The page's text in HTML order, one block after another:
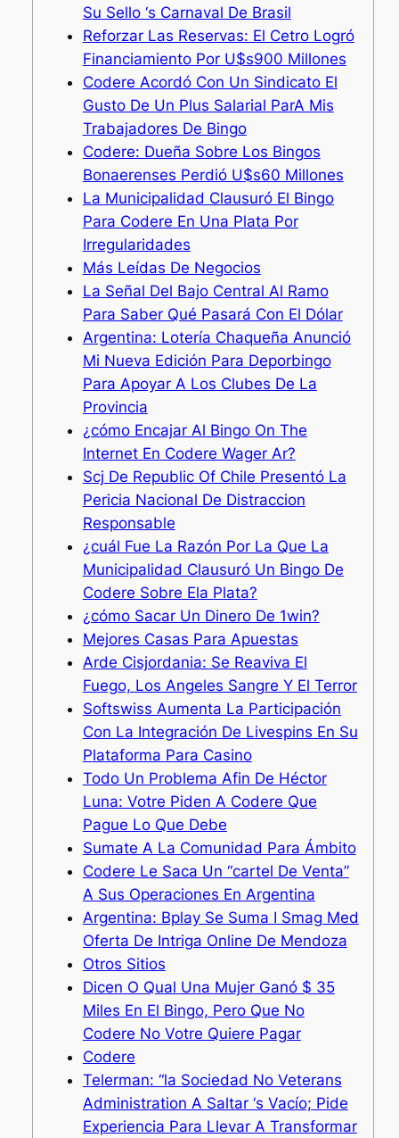
Su Sello ‘s Carnaval De Brasil
Reforzar Las Reservas: El Cetro Logró
Financiamiento Por U$s900 Millones
Codere Acordó Con Un Sindicato El
Gusto De Un Plus Salarial ParA Mis
Trabajadores De Bingo
Codere: Dueña Sobre Los Bingos
Bonaerenses Perdió U$s60 Millones
La Municipalidad Clausuró El Bingo
Para Codere En Una Plata Por
Irregularidades
Más Leídas De Negocios
La Señal Del Bajo Central Al Ramo
Para Saber Qué Pasará Con El Dólar
Argentina: Lotería Chaqueña Anunció
Mi Nueva Edición Para Deporbingo
Para Apoyar A Los Clubes De La
Provincia
¿cómo Encajar Al Bingo On The
Internet En Codere Wager Ar?
Scj De Republic Of Chile Presentó La
Pericia Nacional De Distraccion
Responsable
¿cuál Fue La Razón Por La Que La
Municipalidad Clausuró Un Bingo De
Codere Sobre Ela Plata?
¿cómo Sacar Un Dinero De 1win?
Mejores Casas Para Apuestas
Arde Cisjordania: Se Reaviva El
Fuego, Los Angeles Sangre Y El Terror
Softswiss Aumenta La Participación
Con La Integración De Livespins En Su
Plataforma Para Casino
Todo Un Problema Afin De Héctor
Luna: Votre Piden A Codere Que
Pague Lo Que Debe
Sumate A La Comunidad Para Ámbito
Codere Le Saca Un “cartel De Venta”
A Sus Operaciones En Argentina
Argentina: Bplay Se Suma I Smag Med
Oferta De Intriga Online De Mendoza
Otros Sitios
Dicen O Qual Una Mujer Ganó $ 35
Miles En El Bingo, Pero Que No
Codere No Votre Quiere Pagar
Codere
Telerman: “la Sociedad No Veterans
Administration A Saltar ‘s Vacío; Pide
Experiencia Para Llevar A Transformar